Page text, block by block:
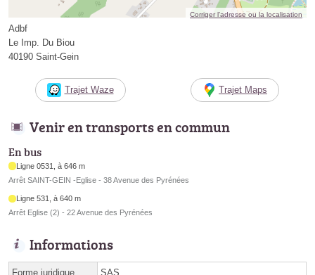
Corriger l’adresse ou la localisation
Adbf
Le Imp. Du Biou
40190 Saint-Gein
Trajet Waze Trajet Maps
Venir en transports en commun
En bus
Ligne 0531, à 646 m
Arrêt SAINT-GEIN -Eglise - 38 Avenue des Pyrénées
Ligne 531, à 640 m
Arrêt Eglise (2) - 22 Avenue des Pyrénées
Informations
Forme juridique SAS